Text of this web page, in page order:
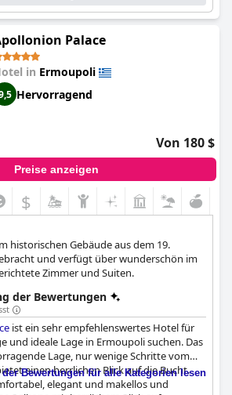
Palace
in Ermoupoli
Hervorragend
Von 180 $
Preise anzeigen
$
historischen Gebäude aus dem 19.
und verfügt über wunderschön im
Zimmer und Suiten.
der Bewertungen
ist ein sehr empfehlenswertes Hotel für
und ideale Lage in Ermoupoli suchen. Das
Lage, nur wenige Schritte vom
einen herrlichen Blick auf die Bucht.
elegant und makellos und
Bewertungen für alle Kategorien lesen